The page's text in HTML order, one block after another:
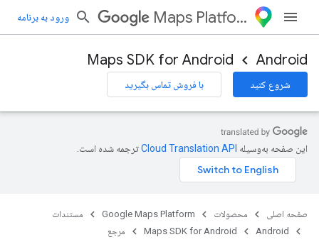
Maps Platform ورود به برنامه
Android
Maps SDK for Android
شروع کنید با فروش تماس بگیرید
این صفحه به‌وسیله ترجمه شده است.
صفحه اصلی محصولات Google Maps Platform
مستندات
Android
Maps SDK for Android مرجع